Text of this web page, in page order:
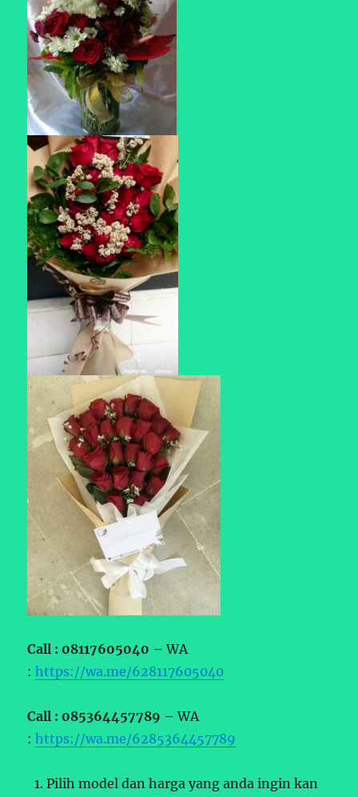
Call : 08117605040 –WA
:https://wa.me/628117605040
Call : 085364457789 –WA
:https://wa.me/6285364457789
Pilih model dan harga yang anda ingin kan